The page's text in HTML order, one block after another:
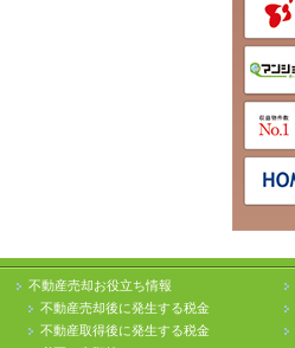
不動産売却お役立ち情報
不動産売却後に発生する税金
不動産取得後に発生する税金